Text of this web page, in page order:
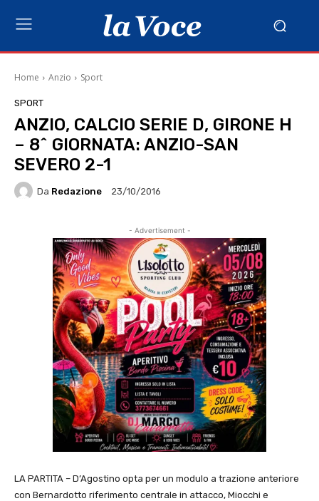
Home Anzio Sport
SPORT
ANZIO, CALCIO SERIE D, GIRONE H
– 8^ GIORNATA: ANZIO-SAN
SEVERO 2-1
Da Redazione 23/10/2016
- Advertisement -
LA PARTITA – D’Agostino opta per un modulo a trazione anteriore
con Bernardotto riferimento centrale in attacco, Miocchi e